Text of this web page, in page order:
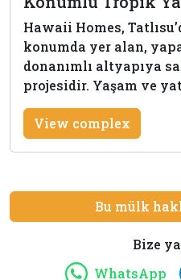
Hawaii Homes,
konumda yer alan,
donanımlı altyapıya
projesidir. Yaşam ve
View complex
Bu mülk
Bize
WhatsApp